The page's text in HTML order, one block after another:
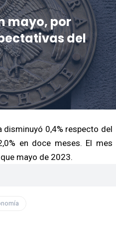
mayo, por
del
0,4% respecto del
en doce meses. El mes
mayo de 2023.